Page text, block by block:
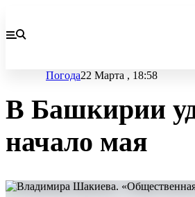
Погода22 Марта , 18:58
В Башкирии
начало мая